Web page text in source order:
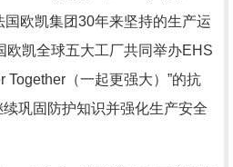
欧凯集团30年来坚持的生产运
欧凯全球五大工厂共同举办EHS
Together（一起更强大）”的抗
巩固防护知识并强化生产安全